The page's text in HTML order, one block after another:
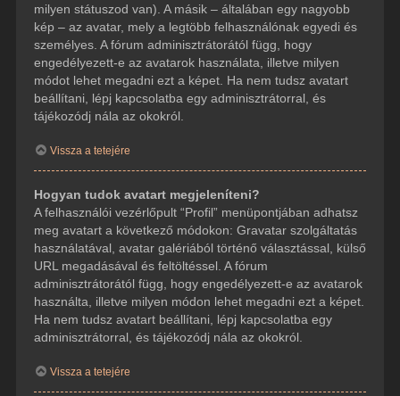
milyen státuszod van). A másik – általában egy nagyobb
kép – az avatar, mely a legtöbb felhasználónak egyedi és
személyes. A fórum adminisztrátorától függ, hogy
engedélyezett-e az avatarok használata, illetve milyen
módot lehet megadni ezt a képet. Ha nem tudsz avatart
beállítani, lépj kapcsolatba egy adminisztrátorral, és
tájékozódj nála az okokról.
Vissza a tetejére
Hogyan tudok avatart megjeleníteni?
A felhasználói vezérlőpult “Profil” menüpontjában adhatsz
meg avatart a következő módokon: Gravatar szolgáltatás
használatával, avatar galériából történő választással, külső
URL megadásával és feltöltéssel. A fórum
adminisztrátorától függ, hogy engedélyezett-e az avatarok
használta, illetve milyen módon lehet megadni ezt a képet.
Ha nem tudsz avatart beállítani, lépj kapcsolatba egy
adminisztrátorral, és tájékozódj nála az okokról.
Vissza a tetejére